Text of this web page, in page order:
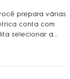
prepara várias
selecionar a
das calorias¹
por Rita